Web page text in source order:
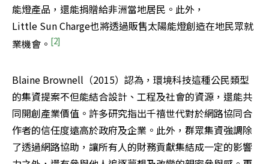
能燈產品，還能捐贈給非洲當地居民。此外，
Little Sun Charge也將透過販售太陽能燈創造在地民眾就
業機會。 [2]
Blaine Brownell（2015）認為，環境科技這種公民類型
的集資提案不但能結合設計、工程及社會的資源，還能共
同開創產業價值。許多研究指出千禧世代對於網路協同合
作者的信任度遠高於政府及企業。此外，群眾集資強調除
了透過網路協助，讓所有人的財務貢獻集結成一定的影響